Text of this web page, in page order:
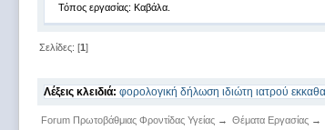
Τόπος εργασίας: Καβάλα.
Σελίδες: [1]
Λέξεις κλειδιά:φορολογική δήλωση ιδιώτη ιατρού
Forum Πρωτοβάθμιας Φροντίδας Υγείας→ Θέματα Εργασίας →